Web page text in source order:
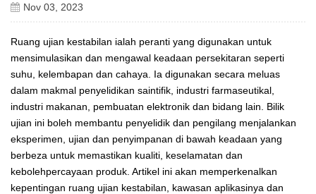
Nov 03, 2023
Ruang ujian kestabilan ialah peranti yang digunakan untuk
mensimulasikan dan mengawal keadaan persekitaran seperti
suhu, kelembapan dan cahaya. Ia digunakan secara meluas
dalam makmal penyelidikan saintifik, industri farmaseutikal,
industri makanan, pembuatan elektronik dan bidang lain. Bilik
ujian ini boleh membantu penyelidik dan pengilang menjalankan
eksperimen, ujian dan penyimpanan di bawah keadaan yang
berbeza untuk memastikan kualiti, keselamatan dan
kebolehpercayaan produk. Artikel ini akan memperkenalkan
kepentingan ruang ujian kestabilan, kawasan aplikasinya dan